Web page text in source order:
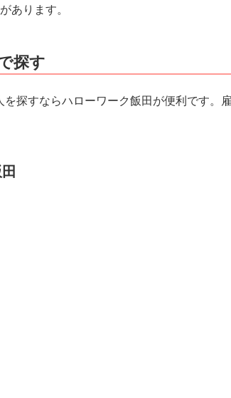
あります。
探す
を探すならハローワーク飯田が便利です。